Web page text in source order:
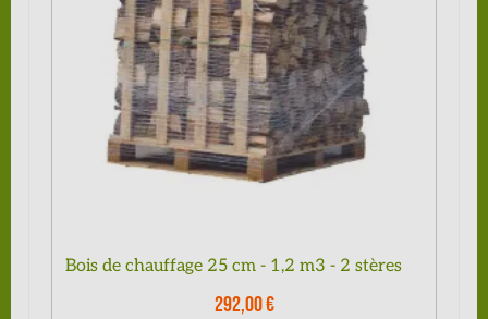
Bois de chauffage 25 cm - 1,2 m3 - 2 stères
292,00 €